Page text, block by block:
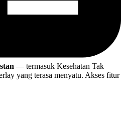
— termasuk Kesehatan Tak
yang terasa menyatu. Akses fitur